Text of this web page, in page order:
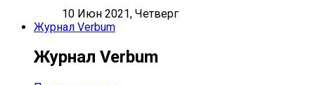
10 Июн 2021, Четверг
Журнал Verbum
Журнал Verbum